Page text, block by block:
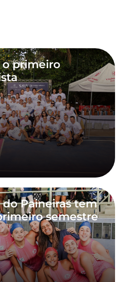
o primeiro
Paineiras tem
semestre